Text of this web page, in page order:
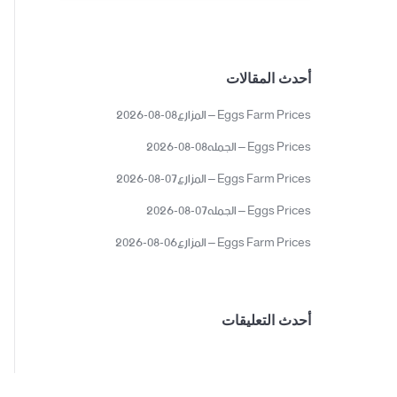
أحدث المقالات
Eggs Farm Prices – المزارع08-08-2026
Eggs Prices – الجمله08-08-2026
Eggs Farm Prices – المزارع07-08-2026
Eggs Prices – الجمله07-08-2026
Eggs Farm Prices – المزارع06-08-2026
أحدث التعليقات